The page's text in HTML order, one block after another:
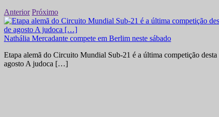
Anterior Próximo
Nathália Mercadante compete em Berlim neste sábado
Etapa alemã do Circuito Mundial Sub-21 é a última competição
agosto A judoca […]